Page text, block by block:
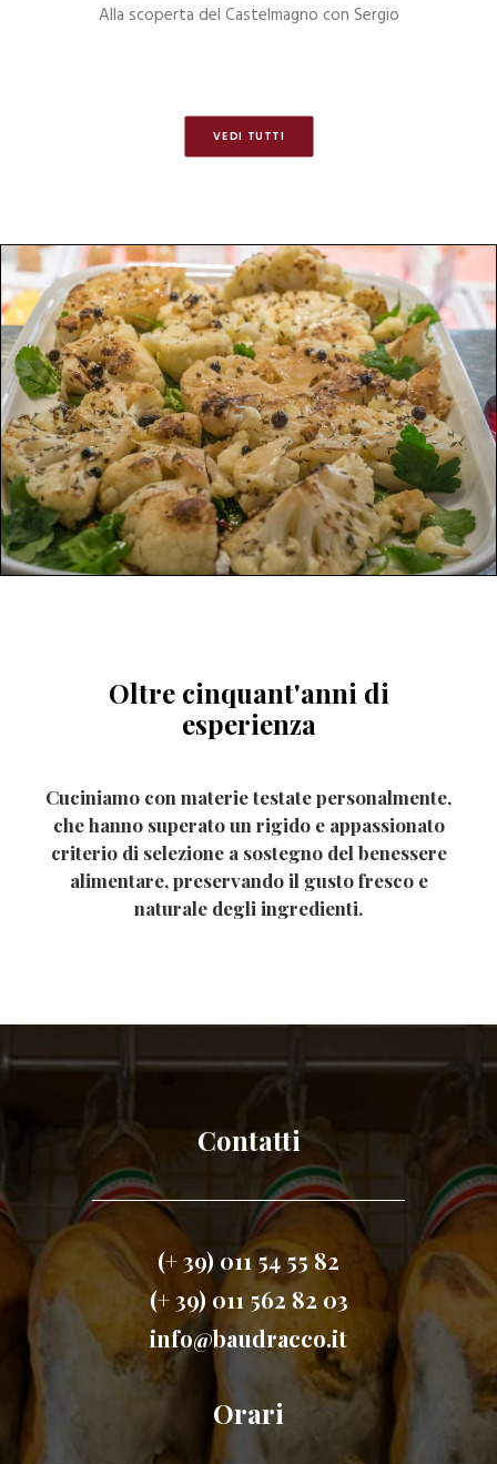
Alla scoperta del Castelmagno con Sergio
VEDI TUTTI
Oltre cinquant'anni di
esperienza
Cuciniamo con materie testate personalmente,
che hanno superato un rigido e appassionato
criterio di selezione a sostegno del benessere
alimentare, preservando il gusto fresco e
naturale degli ingredienti.
Contatti
(+ 39) 011 54 55 82
(+ 39) 011 562 82 03
info@baudracco.it
Orari